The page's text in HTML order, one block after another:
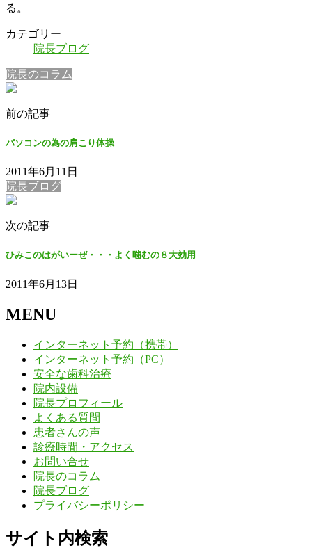
る。
カテゴリー
院長ブログ
院長のコラム
前の記事
パソコンの為の肩こり体操
2011年6月11日
院長ブログ
次の記事
ひみこのはがいーぜ・・・よく噛むの８大効用
2011年6月13日
MENU
インターネット予約（携帯）
インターネット予約（PC）
安全な歯科治療
院内設備
院長プロフィール
よくある質問
患者さんの声
診療時間・アクセス
お問い合せ
院長のコラム
院長ブログ
プライバシーポリシー
サイト内検索